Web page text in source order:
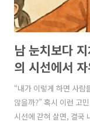
남 눈치보다
의 시선에서
높이는 방법,
감 회복)
“내가 이렇게 하면 사람
않을까?” 혹시 이런 고
시선에 갇혀 살면, 결국